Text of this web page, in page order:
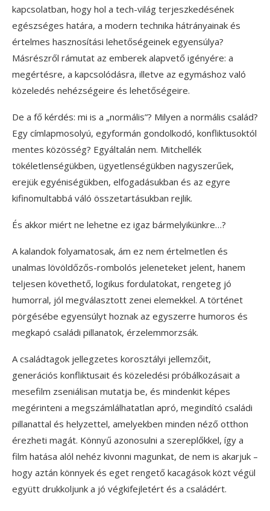
kapcsolatban, hogy hol a tech-világ terjeszkedésének
egészséges határa, a modern technika hátrányainak és
értelmes hasznosítási lehetőségeinek egyensúlya?
Másrészről rámutat az emberek alapvető igényére: a
megértésre, a kapcsolódásra, illetve az egymáshoz való
közeledés nehézségeire és lehetőségeire.
De a fő kérdés: mi is a „normális”? Milyen a normális család?
Egy címlapmosolyú, egyformán gondolkodó, konfliktusoktól
mentes közösség? Egyáltalán nem. Mitchellék
tökéletlenségükben, ügyetlenségükben nagyszerűek,
erejük egyéniségükben, elfogadásukban és az egyre
kifinomultabbá váló összetartásukban rejlik.
És akkor miért ne lehetne ez igaz bármelyikünkre…?
A kalandok folyamatosak, ám ez nem értelmetlen és
unalmas lövöldőzős-rombolós jeleneteket jelent, hanem
teljesen követhető, logikus fordulatokat, rengeteg jó
humorral, jól megválasztott zenei elemekkel. A történet
pörgésébe egyensúlyt hoznak az egyszerre humoros és
megkapó családi pillanatok, érzelemmorzsák.
A családtagok jellegzetes korosztályi jellemzőit,
generációs konfliktusait és közeledési próbálkozásait a
mesefilm zseniálisan mutatja be, és mindenkit képes
megérinteni a megszámlálhatatlan apró, megindító családi
pillanattal és helyzettel, amelyekben minden néző otthon
érezheti magát. Könnyű azonosulni a szereplőkkel, így a
film hatása alól nehéz kivonni magunkat, de nem is akarjuk –
hogy aztán könnyek és eget rengető kacagások közt végül
együtt drukkoljunk a jó végkifejletért és a családért.